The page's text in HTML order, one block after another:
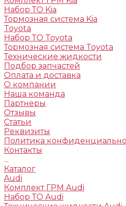
Набор ТО Kia
Тормозная система Kia
Toyota
Набор ТО Toyota
Тормозная система Toyota
Технические жидкости
Подбор запчастей
Оплата и доставка
О компании
Наша команда
Партнеры
Отзывы
Статьи
Реквизиты
Политика
Контакты
...
Каталог
Audi
Комплект ГРМ Audi
Набор ТО Audi